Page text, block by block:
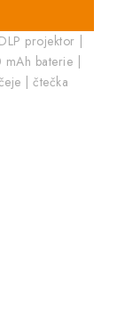
projektor |
baterie |
| čtečka